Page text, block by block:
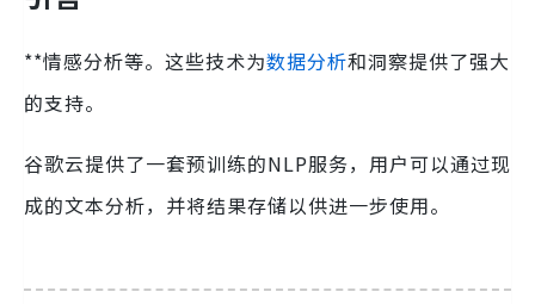
**情感分析等。这些技术为数据分析和洞察提供了强大
的支持。
谷歌云提供了一套预训练的NLP服务，用户可以通过现
成的文本分析，并将结果存储以供进一步使用。